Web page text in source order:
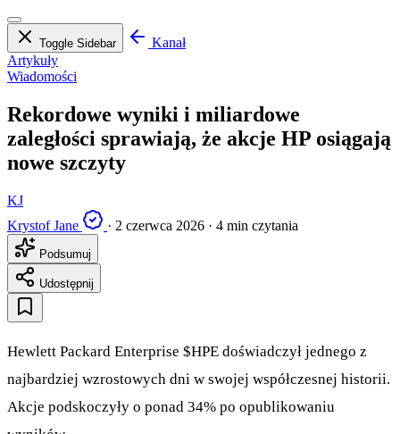
Toggle Sidebar
Kanał
Artykuły
Wiadomości
Rekordowe wyniki i miliardowe
zaległości sprawiają, że akcje HP osiągają
nowe szczyty
KJ
Krystof Jane
· 2 czerwca 2026 · 4 min czytania
Podsumuj
Udostępnij
Hewlett Packard Enterprise $HPE doświadczył jednego z
najbardziej wzrostowych dni w swojej współczesnej historii.
Akcje podskoczyły o ponad 34% po opublikowaniu